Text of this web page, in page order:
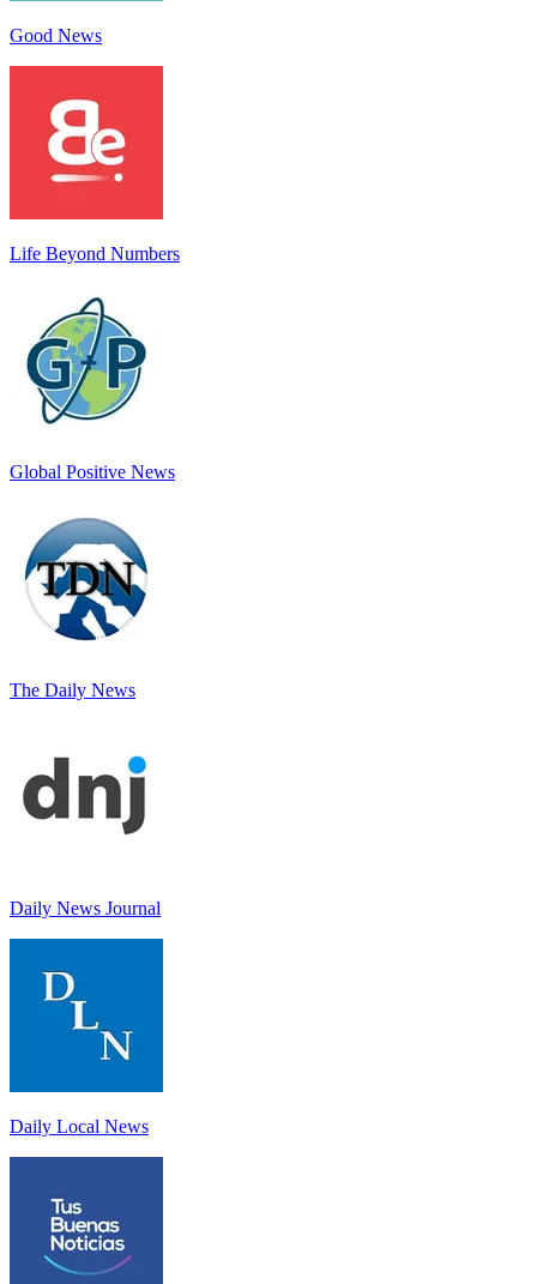
Good News
Life Beyond Numbers
Global Positive News
The Daily News
Daily News Journal
Daily Local News